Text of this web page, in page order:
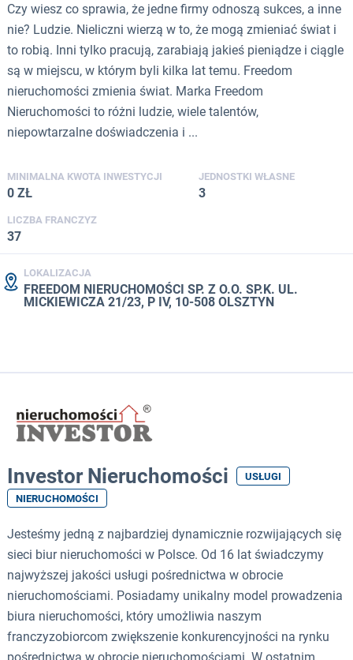
Czy wiesz co sprawia, że jedne firmy odnoszą sukces, a inne
nie? Ludzie. Nieliczni wierzą w to, że mogą zmieniać świat i
to robią. Inni tylko pracują, zarabiają jakieś pieniądze i ciągle
są w miejscu, w którym byli kilka lat temu. Freedom
nieruchomości zmienia świat. Marka Freedom
Nieruchomości to różni ludzie, wiele talentów,
niepowtarzalne doświadczenia i ...
MINIMALNA KWOTA INWESTYCJI
0 ZŁ
JEDNOSTKI WŁASNE
3
LICZBA FRANCZYZ
37
LOKALIZACJA
FREEDOM NIERUCHOMOŚCI SP. Z O.O. SP.K. UL.
MICKIEWICZA 21/23, P IV, 10-508 OLSZTYN
Investor Nieruchomości
USŁUGI
NIERUCHOMOŚCI
Jesteśmy jedną z najbardziej dynamicznie rozwijających się
sieci biur nieruchomości w Polsce. Od 16 lat świadczymy
najwyższej jakości usługi pośrednictwa w obrocie
nieruchomościami. Posiadamy unikalny model prowadzenia
biura nieruchomości, który umożliwia naszym
franczyzobiorcom zwiększenie konkurencyjności na rynku